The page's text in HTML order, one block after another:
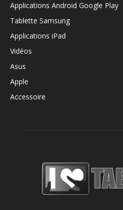
Applications Android Google Play
Tablette Samsung
Applications iPad
Vidéos
Asus
Apple
Accessoire